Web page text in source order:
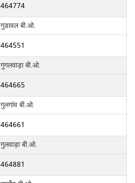
464774
गुडावल बी.ओ.
464551
गुगलवाड़ा बी.ओ.
464665
गुलगांव बी.ओ.
464661
गुलवाड़ा बी.ओ.
464881